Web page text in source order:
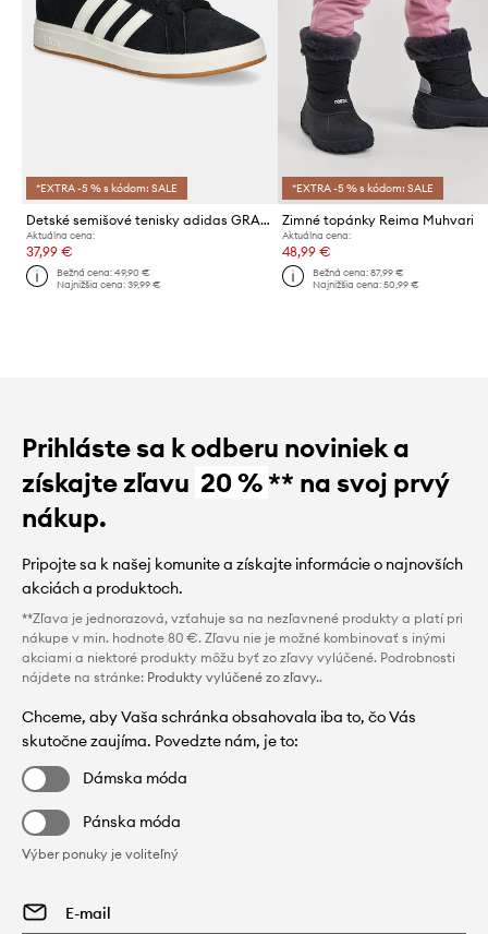
*EXTRA -5 % s kódom: SALE
Detské semišové tenisky adidas GRAND COURT 00s
Aktuálna cena:
37,99 €
Bežná cena:49,90 €
Najnižšia cena:39,99 €
*EXTRA -5 % s kódom: SALE
Zimné topánky Reima Muhvari
Aktuálna cena:
48,99 €
Bežná cena: 87,99 €
Najnižšia cena: 50,99 €
Prihláste sa k odberu noviniek a
získajte zľavu 20 %** na svoj prvý
nákup.
Pripojte sa k našej komunite a získajte informácie o najnovších
akciách a produktoch.
**Zľava je jednorazová, vzťahuje sa na nezľavnené produkty a platí pri
nákupe v min. hodnote 80 €. Zľavu nie je možné kombinovať s inými
akciami a niektoré produkty môžu byť zo zľavy vylúčené. Podrobnosti
nájdete na stránke: Produkty vylúčené zo zľavy..
Chceme, aby Vaša schránka obsahovala iba to, čo Vás
skutočne zaujíma. Povedzte nám, je to:
Dámska móda
Pánska móda
Výber ponuky je voliteľný